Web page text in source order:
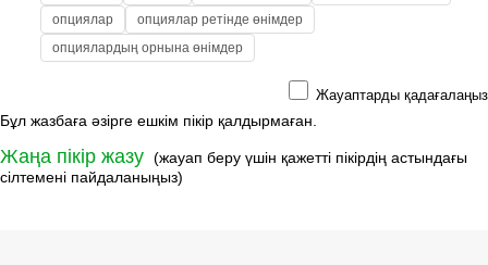
опциялар
опциялар ретінде өнімдер
опциялардың орнына өнімдер
Жауаптарды қадағалаңыз
Бұл жазбаға әзірге ешкім пікір қалдырмаған.
Жаңа пікір жазу (жауап беру үшін қажетті пікірдің астындағы
сілтемені пайдаланыңыз)